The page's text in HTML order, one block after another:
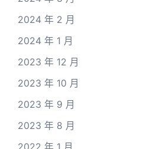
2024 年 2 月
2024 年 1 月
2023 年 12 月
2023 年 10 月
2023 年 9 月
2023 年 8 月
2022 年 1 月